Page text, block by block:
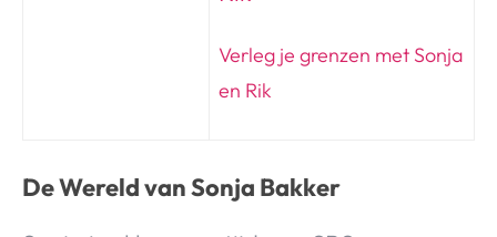
Verleg je grenzen met Sonja
en Rik
De Wereld van Sonja Bakker